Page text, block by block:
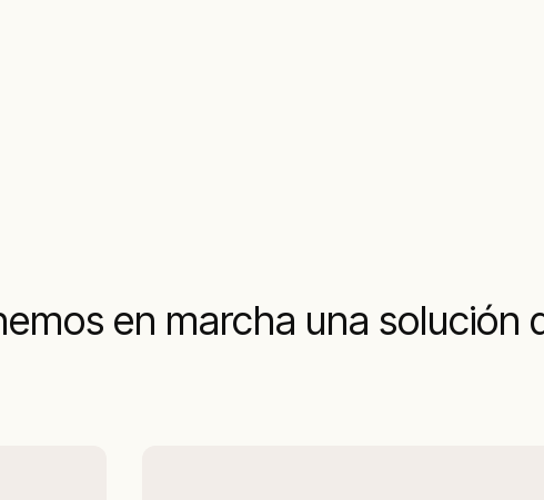
en marcha una solución